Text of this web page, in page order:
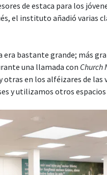
de estaca para los
el instituto añadió varias
era bastante grande; más
una llamada con Church
en los alféizares de las
y utilizamos otros espacios